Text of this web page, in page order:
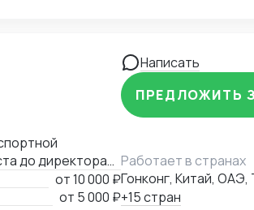
до директора
на новые
и
от10 000 ₽
от 5 000 ₽
Написать
ПРЕДЛОЖИТЬ
Работает в странах
Гонконг, Китай, ОАЭ,
+15 стран